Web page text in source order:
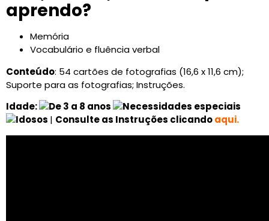
aprendo?
Memória
Vocabulário e fluência verbal
Conteúdo: 54 cartões de fotografias (16,6 x 11,6 cm);
Suporte para as fotografias; Instruções.
Idade:
| Consulte as Instruções clicandoaqui.